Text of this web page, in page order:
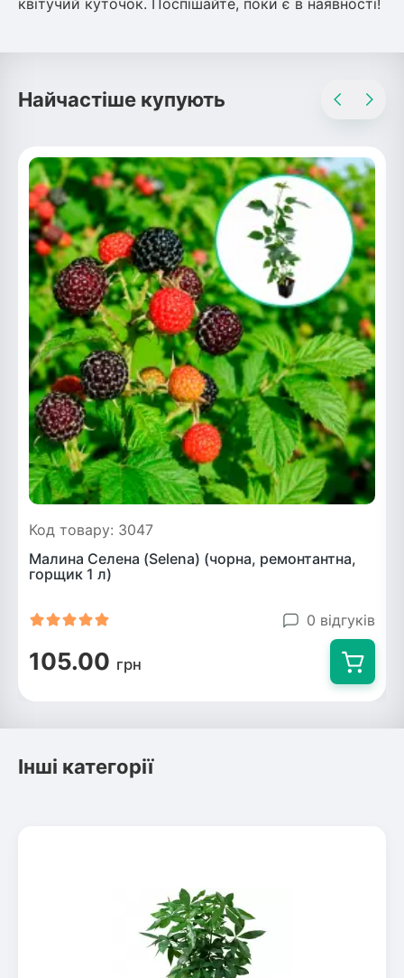
квітучий куточок. Поспішайте, поки є в наявності!
Найчастіше купують
Код товару: 3047
Малина Селена (Selena) (чорна, ремонтантна,
горщик 1 л)
0 відгуків
105.00 грн
Інші категорії